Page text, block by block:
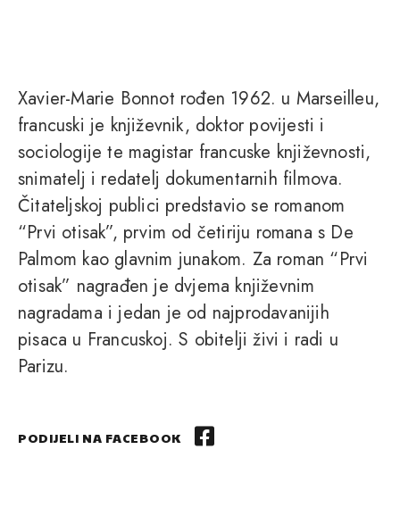
Xavier-Marie Bonnot rođen 1962. u Marseilleu,
francuski je književnik, doktor povijesti i
sociologije te magistar francuske književnosti,
snimatelj i redatelj dokumentarnih filmova.
Čitateljskoj publici predstavio se romanom
“Prvi otisak”, prvim od četiriju romana s De
Palmom kao glavnim junakom. Za roman “Prvi
otisak” nagrađen je dvjema književnim
nagradama i jedan je od najprodavanijih
pisaca u Francuskoj. S obitelji živi i radi u
Parizu.
PODIJELI NA FACEBOOK